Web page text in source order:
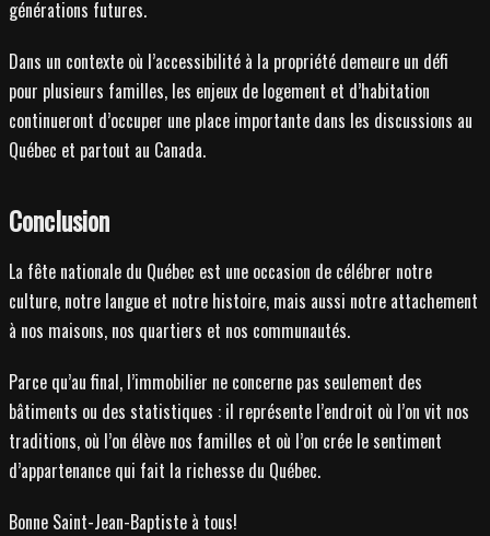
générations futures.
Dans un contexte où l’accessibilité à la propriété demeure un défi
pour plusieurs familles, les enjeux de logement et d’habitation
continueront d’occuper une place importante dans les discussions au
Québec et partout au Canada.
Conclusion
La fête nationale du Québec est une occasion de célébrer notre
culture, notre langue et notre histoire, mais aussi notre attachement
à nos maisons, nos quartiers et nos communautés.
Parce qu’au final, l’immobilier ne concerne pas seulement des
bâtiments ou des statistiques : il représente l’endroit où l’on vit nos
traditions, où l’on élève nos familles et où l’on crée le sentiment
d’appartenance qui fait la richesse du Québec.
Bonne Saint-Jean-Baptiste à tous!